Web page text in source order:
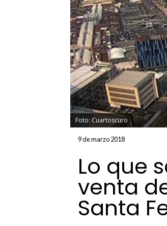
Foto: Cuartoscuro
9 de marzo 2018
Lo que
venta
Santa